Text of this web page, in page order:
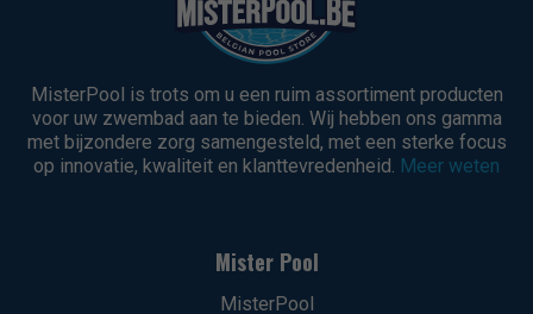
MisterPool is trots om u een ruim assortiment producten
voor uw zwembad aan te bieden. Wij hebben ons gamma
met bijzondere zorg samengesteld, met een sterke focus
op innovatie, kwaliteit en klanttevredenheid. Meer weten
Mister Pool
MisterPool